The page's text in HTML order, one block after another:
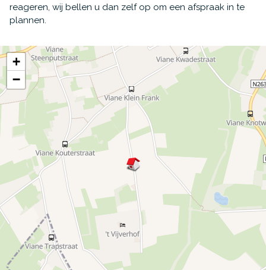
reageren, wij bellen u dan zelf op om een afspraak in te
plannen.
+
−